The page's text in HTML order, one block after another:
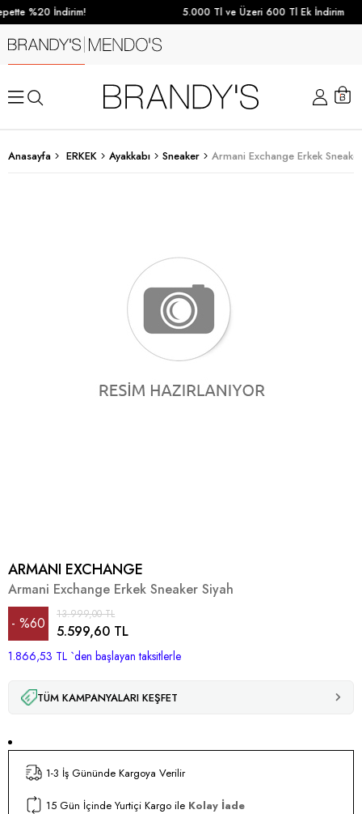
%20 İndirim! 5.000 Tl ve Üzeri 600 Tl Ek İndirim
Anasayfa ERKEK Ayakkabı Sneaker Armani Exchange Erkek
ARMANI EXCHANGE
Armani Exchange Erkek Sneaker Siyah
%60
İndirim
13.999,00 TL
5.599,60 TL
1.866,53 TL `den başlayan taksitlerle
TÜM KAMPANYALARI KEŞFET
1-3 İş Gününde Kargoya Verilir
15 Gün İçinde Yurtiçi Kargo ile Kolay İade